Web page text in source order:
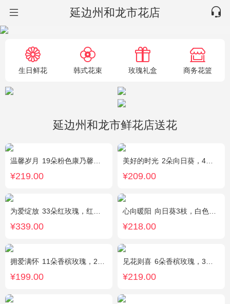
延边州和龙市花店
生日鲜花 韩式花束 玫瑰礼盒 商务花篮
延边州和龙市鲜花店送花
温馨岁月 19朵粉色康乃馨，粉色满天星搭配
¥219.00
美好的时光 2朵向日葵，4朵香槟玫瑰，2朵碎冰蓝玫瑰，桔梗、配花、配草搭配
¥209.00
为爱绽放 33朵红玫瑰，红豆、尤加利绿叶搭配
¥339.00
心向暖阳 向日葵3枝，白色洋桔梗0.5扎，绿色小雏菊2枝，雪柳0.1扎
¥218.00
拥爱满怀 11朵香槟玫瑰，2支多头白百合，绿叶搭配
¥199.00
见花则喜 6朵香槟玫瑰，3朵向日葵，桔梗、绿叶搭配
¥219.00